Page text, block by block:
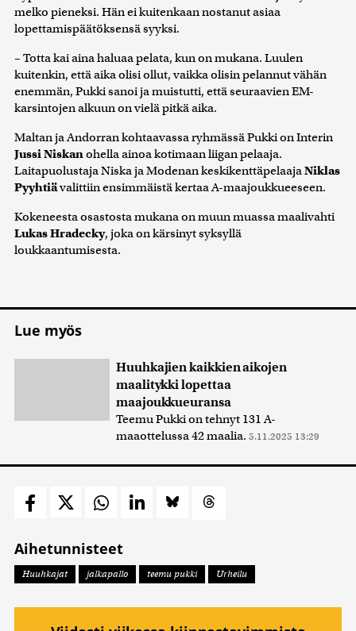
melko pieneksi. Hän ei kuitenkaan nostanut asiaa
lopettamispäätöksensä syyksi.
– Totta kai aina haluaa pelata, kun on mukana. Luulen
kuitenkin, että aika olisi ollut, vaikka olisin pelannut vähän
enemmän, Pukki sanoi ja muistutti, että seuraavien EM-
karsintojen alkuun on vielä pitkä aika.
Maltan ja Andorran kohtaavassa ryhmässä Pukki on Interin
Jussi Niskanohella ainoa kotimaan liigan pelaaja.
Laitapuolustaja Niska ja Modenan keskikenttäpelaajaNiklas
Pyyhtiävalittiin ensimmäistä kertaa A-maajoukkueeseen.
Kokeneesta osastosta mukana on muun muassa maalivahti
Lukas Hradecky, joka on kärsinyt syksyllä
loukkaantumisesta.
Lue myös
Huuhkajien kaikkien aikojen
maalitykki lopettaa
maajoukkueuransa
Teemu Pukki on tehnyt 131 A-
maaottelussa 42 maalia. 5.11.2025 13:29
Aihetunnisteet
Huuhkajat jalkapallo teemu pukki Urheilu